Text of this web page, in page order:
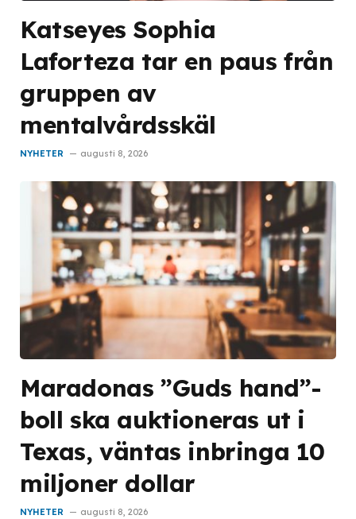
Katseyes Sophia
Laforteza tar en paus från
gruppen av
mentalvårdsskäl
NYHETER augusti 8, 2026
Maradonas ”Guds hand”-
boll ska auktioneras ut i
Texas, väntas inbringa 10
miljoner dollar
NYHETER augusti 8, 2026